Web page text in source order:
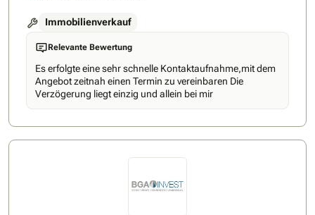
Immobilienverkauf
Relevante Bewertung
Es erfolgte eine sehr schnelle Kontaktaufnahme,mit dem
Angebot zeitnah einen Termin zu vereinbaren Die
Verzögerung liegt einzig und allein bei mir